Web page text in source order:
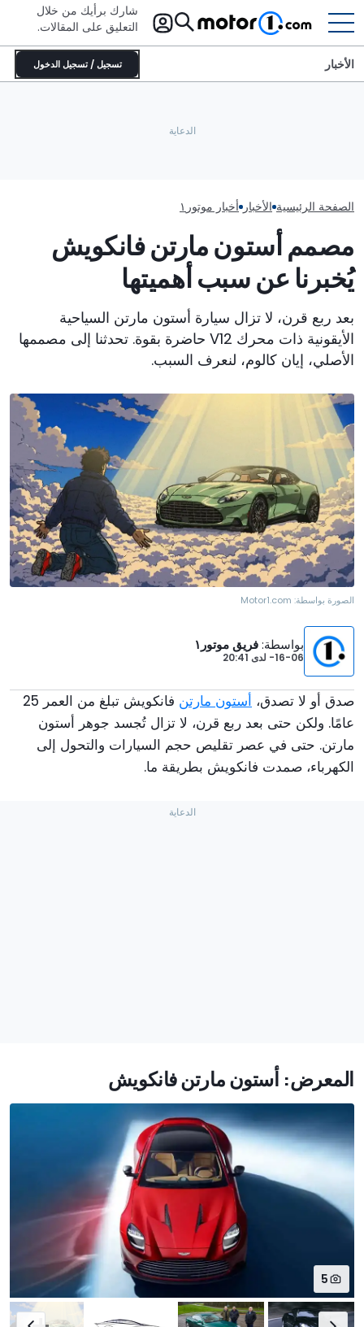
شارك برأيك من خلال
التعليق على المقالات.
تسجيل / تسجيل الدخول الأخبار
الصفحة الرئيسية الأخبار أخبار موتور١
مصمم أستون مارتن فانكويش
يُخبرنا عن سبب أهميتها
بعد ربع قرن، لا تزال سيارة أستون مارتن السياحية
الأيقونية ذات محرك V12 حاضرة بقوة. تحدثنا إلى مصممها
الأصلي، إيان كالوم، لنعرف السبب.
الصورة بواسطة: Motor1.com
بواسطة:فريق موتور١
16-06- لدى
صدق أو لا تصدق، أستون مارتن
فانكويش تبلغ من العمر 25
عامًا. ولكن حتى بعد ربع قرن، لا تزال تُجسد جوهر أستون
مارتن. حتى في عصر تقليص حجم السيارات والتحول إلى
الكهرباء، صمدت فانكويش بطريقة ما.
المعرض: أستون مارتن فانكويش
5